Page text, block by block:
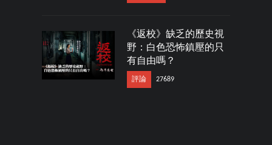
《返校》缺乏的歷史視
野：白色恐怖鎮壓的只
有自由嗎？
評論 27689